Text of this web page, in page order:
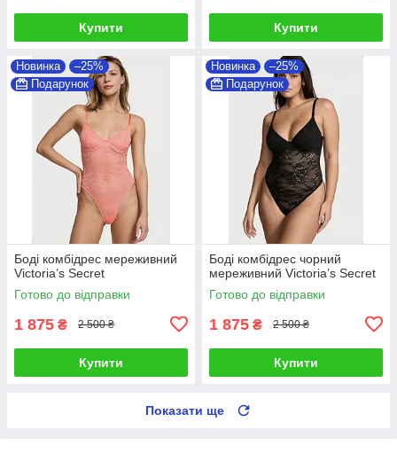
Купити Купити
Новинка
–25%
Подарунок
Боді комбідрес мереживний
Victoria’s Secret
Готово до відправки
1 875 ₴ 2 500 ₴
Купити
Новинка
–25%
Подарунок
Боді комбідрес чорний
мереживний Victoria’s Secret
Готово до відправки
1 875 ₴ 2 500 ₴
Купити
Показати ще